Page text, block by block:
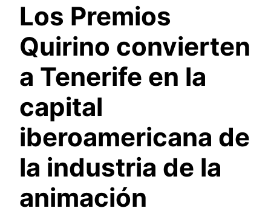
Los Premios
Quirino convierten
a Tenerife en la
capital
iberoamericana de
la industria de la
animación